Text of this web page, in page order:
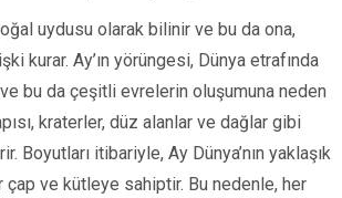
uydusu olarak bilinir ve bu da ona,
kurar. Ay’ın yörüngesi, Dünya etrafında
bu da çeşitli evrelerin oluşumuna neden
kraterler, düz alanlar ve dağlar gibi
Boyutları itibariyle, Ay Dünya’nın yaklaşık
ve kütleye sahiptir. Bu nedenle, her